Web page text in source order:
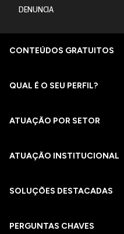
DENUNCIA
CONTEÚDOS GRATUITOS
QUAL É O SEU PERFIL?
ATUAÇÃO POR SETOR
ATUAÇÃO INSTITUCIONAL
SOLUÇÕES DESTACADAS
PERGUNTAS CHAVES​